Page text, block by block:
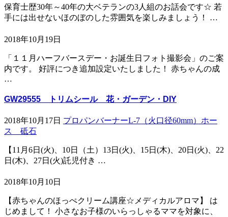
保育士歴30年～40年の大ベテランの3人組のお話会です☆ 若
手には出せないほのぼのした雰囲気を楽しみましょう！ …
2018年10月19日
「１１月ハーフバースデー・お誕生日フォト撮影会」のご案
内です。 好評につき追加設定いたしました！ 赤ちゃんの成
…
GW29555 トリムシール 花・ガーデン・DIY
2018年10月17日 プロパンバーナーL-7（火口径60mm）ホー
ス 砥石
【11月6日(火)、10日（土）13日(火)、15日(木)、20日(火)、22
日(木)、27日(火)託児付き …
2018年10月10日
【赤ちゃんのほっぺクリーム講座☆メディカルアロマ】 は
じめまして！ 小さなお子様のいらっしゃるママを対象に、